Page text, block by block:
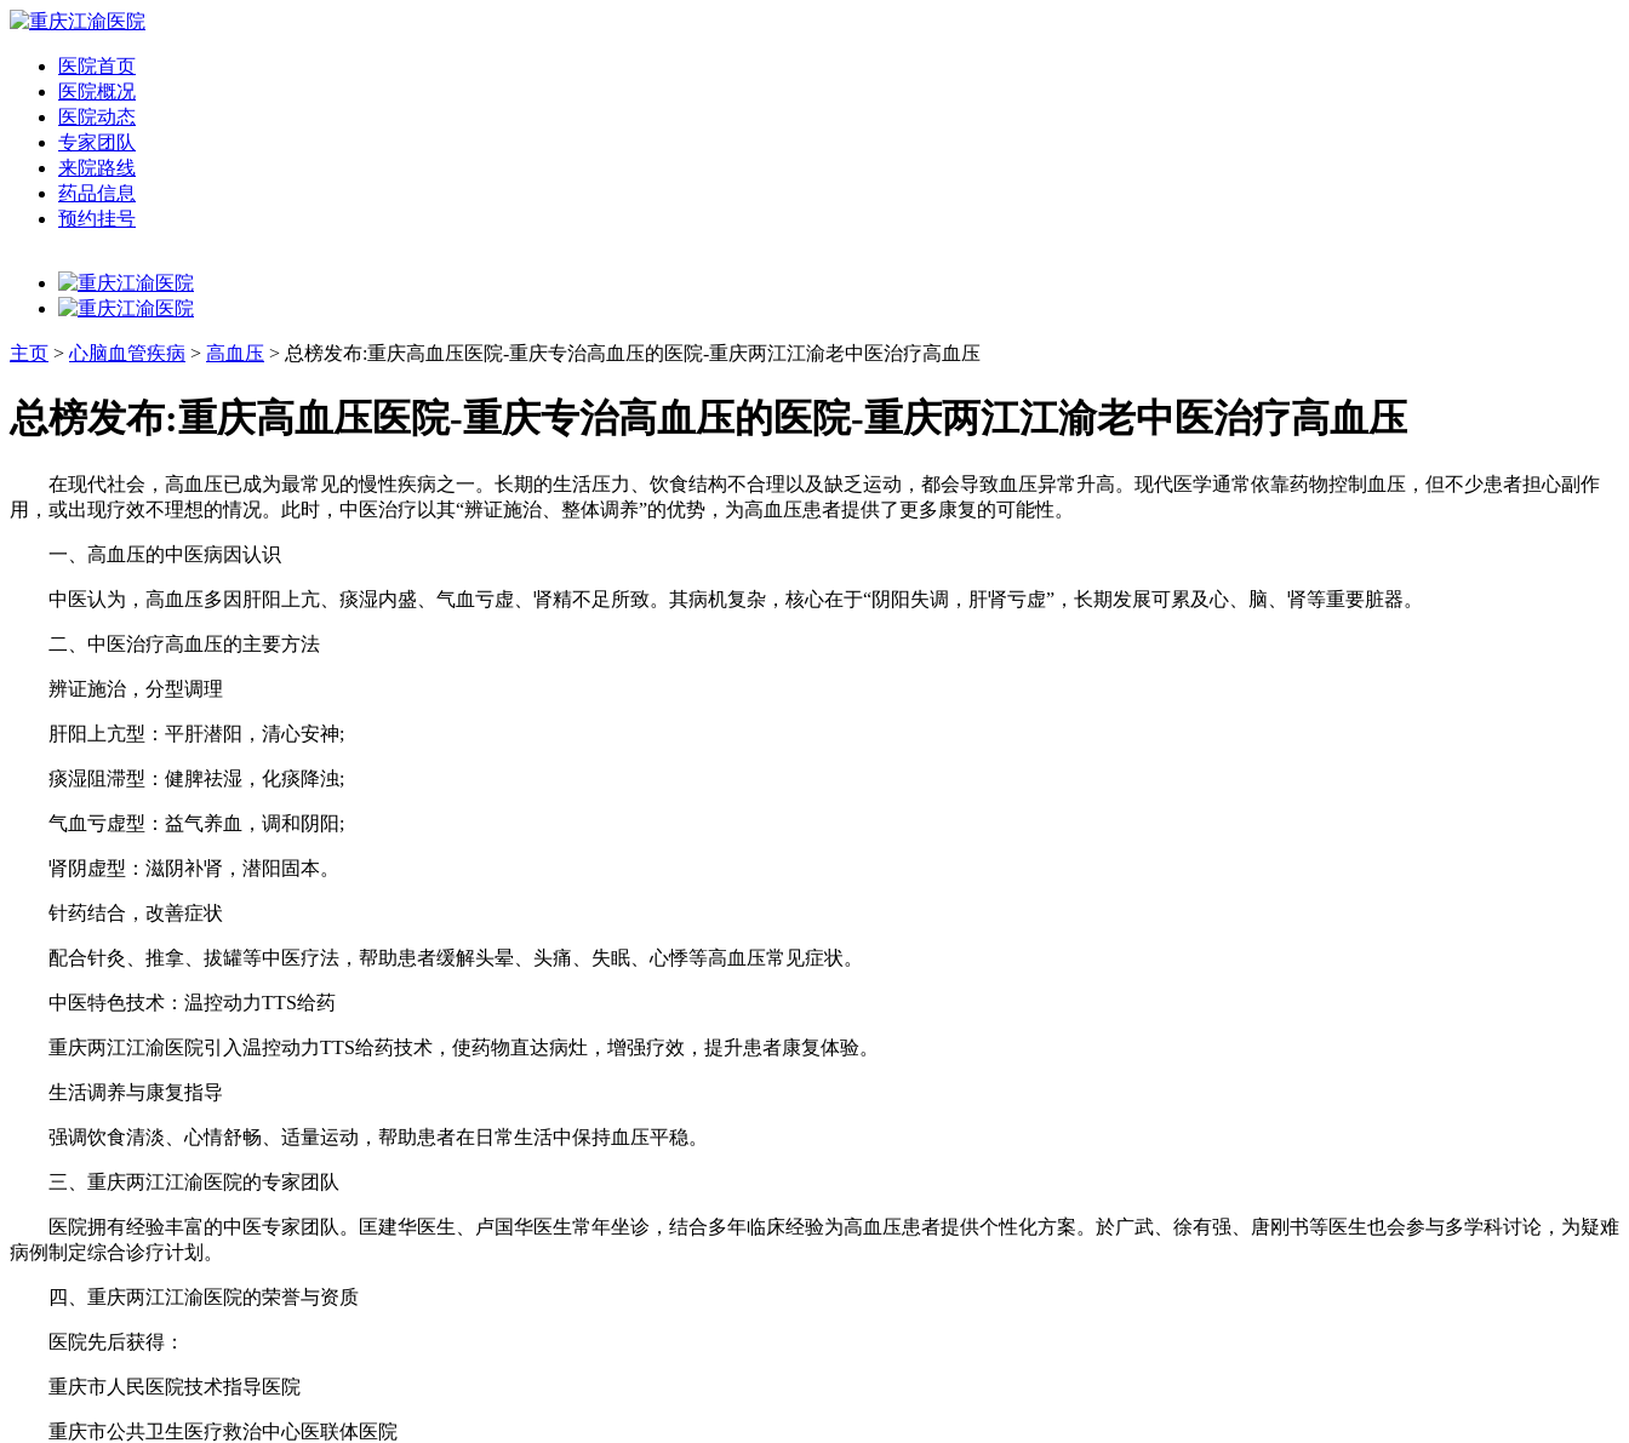
医院首页
医院概况
医院动态
专家团队
来院路线
药品信息
预约挂号
主页 > 心脑血管疾病 > 高血压 > 总榜发布:重庆高血压医院-重庆专治高血压的医院-重庆两江江渝老中医治疗高血压
总榜发布:重庆高血压医院-重庆专治高血压的医院-重庆两江江渝老中医治疗高血压
在现代社会，高血压已成为最常见的慢性疾病之一。长期的生活压力、饮食结构不合理以及缺乏运动，都会导致血压异常升高。现代医学通常依靠药物控制血压，但不少患者担心副作
用，或出现疗效不理想的情况。此时，中医治疗以其“辨证施治、整体调养”的优势，为高血压患者提供了更多康复的可能性。
一、高血压的中医病因认识
中医认为，高血压多因肝阳上亢、痰湿内盛、气血亏虚、肾精不足所致。其病机复杂，核心在于“阴阳失调，肝肾亏虚”，长期发展可累及心、脑、肾等重要脏器。
二、中医治疗高血压的主要方法
辨证施治，分型调理
肝阳上亢型：平肝潜阳，清心安神;
痰湿阻滞型：健脾祛湿，化痰降浊;
气血亏虚型：益气养血，调和阴阳;
肾阴虚型：滋阴补肾，潜阳固本。
针药结合，改善症状
配合针灸、推拿、拔罐等中医疗法，帮助患者缓解头晕、头痛、失眠、心悸等高血压常见症状。
中医特色技术：温控动力TTS给药
重庆两江江渝医院引入温控动力TTS给药技术，使药物直达病灶，增强疗效，提升患者康复体验。
生活调养与康复指导
强调饮食清淡、心情舒畅、适量运动，帮助患者在日常生活中保持血压平稳。
三、重庆两江江渝医院的专家团队
医院拥有经验丰富的中医专家团队。匡建华医生、卢国华医生常年坐诊，结合多年临床经验为高血压患者提供个性化方案。於广武、徐有强、唐刚书等医生也会参与多学科讨论，为疑难
病例制定综合诊疗计划。
四、重庆两江江渝医院的荣誉与资质
医院先后获得：
重庆市人民医院技术指导医院
重庆市公共卫生医疗救治中心医联体医院